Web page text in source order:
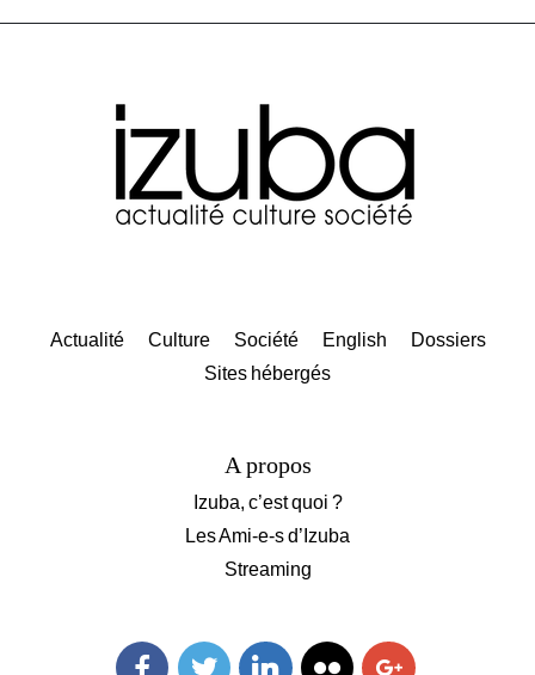
Actualité Culture Société English
Dossiers
Sites hébergés
A propos
Izuba, c’est quoi ?
Les Ami-e-s d’Izuba
Streaming